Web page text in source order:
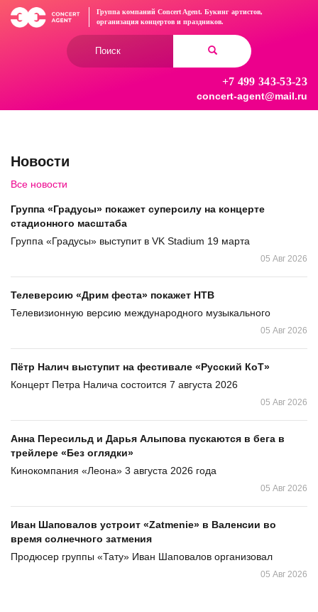
Перейти
Группа компаний Concert Agent. Букинг артистов,
организация концертов и праздников.
+7 499 343-53-23
concert-agent@mail.ru
Новости
Все новости
Группа «Градусы» покажет суперсилу на концерте
стадионного масштаба
Группа «Градусы» выступит в VK Stadium 19 марта
05 Авг 2026
Телеверсию «Дрим феста» покажет НТВ
Телевизионную версию международного музыкального
05 Авг 2026
Пётр Налич выступит на фестивале «Русский КоТ»
Концерт Петра Налича состоится 7 августа 2026
05 Авг 2026
Анна Пересильд и Дарья Алыпова пускаются в бега в
трейлере «Без оглядки»
Кинокомпания «Леона» 3 августа 2026 года
05 Авг 2026
Иван Шаповалов устроит «Zatmenie» в Валенсии во
время солнечного затмения
Продюсер группы «Тату» Иван Шаповалов организовал
05 Авг 2026